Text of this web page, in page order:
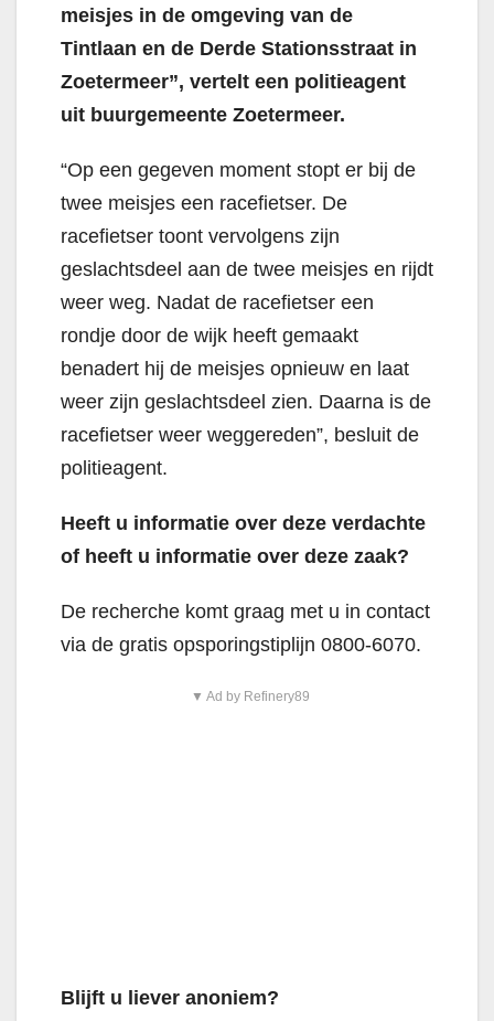
meisjes in de omgeving van de
Tintlaan en de Derde Stationsstraat in
Zoetermeer”, vertelt een politieagent
uit buurgemeente Zoetermeer.
“Op een gegeven moment stopt er bij de
twee meisjes een racefietser. De
racefietser toont vervolgens zijn
geslachtsdeel aan de twee meisjes en rijdt
weer weg. Nadat de racefietser een
rondje door de wijk heeft gemaakt
benadert hij de meisjes opnieuw en laat
weer zijn geslachtsdeel zien. Daarna is de
racefietser weer weggereden”, besluit de
politieagent.
Heeft u informatie over deze verdachte
of heeft u informatie over deze zaak?
De recherche komt graag met u in contact
via de gratis opsporingstiplijn 0800-6070.
▼ Ad by Refinery89
Blijft u liever anoniem?